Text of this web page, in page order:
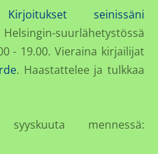
Kirjoitukset seinissäni
suurlähetystössä
- 19.00. Vieraina kirjailijat
. Haastattelee ja tulkkaa
mennessä: